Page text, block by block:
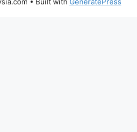
• Built with GeneratePress